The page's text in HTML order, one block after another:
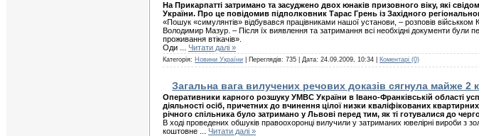
На Прикарпатті затримано та засуджено двох юнаків призовного віку, які
України. Про це повідомив підполковник Тарас Грень із Західного
«Пошук «симулянтів» відбувався працівниками нашої установи, – розповів військком
Володимир Мазур. – Після їх виявлення та затримання всі необхідні документи були
проживання втікачів».
Оди
Читати далі »
Категорія: Новини України | Переглядів: 735 | Дата: 24.09.2009, 10:34 Коментарі (0)
Загальна вага вилучених речових доказів сягнула майже 2
Оперативники карного розшуку УМВС України в Івано-Франківській області
діяльності осіб, причетних до вчинення цілої низки кваліфікованих
річного спільника було затримано у Львові перед тим, як ті готувалися до
В ході проведених обшуків правоохоронці вилучили у затриманих ювелірні вироби з
коштовне
Читати далі »